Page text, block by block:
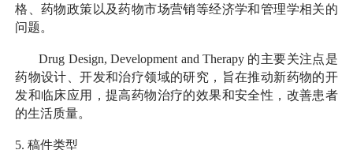
格、药物政策以及药物市场营销等经济学和管理学相关的
问题。
Drug Design, Development and Therapy 的主要关注点是
药物设计、开发和治疗领域的研究，旨在推动新药物的开
发和临床应用，提高药物治疗的效果和安全性，改善患者
的生活质量。
5.稿件类型